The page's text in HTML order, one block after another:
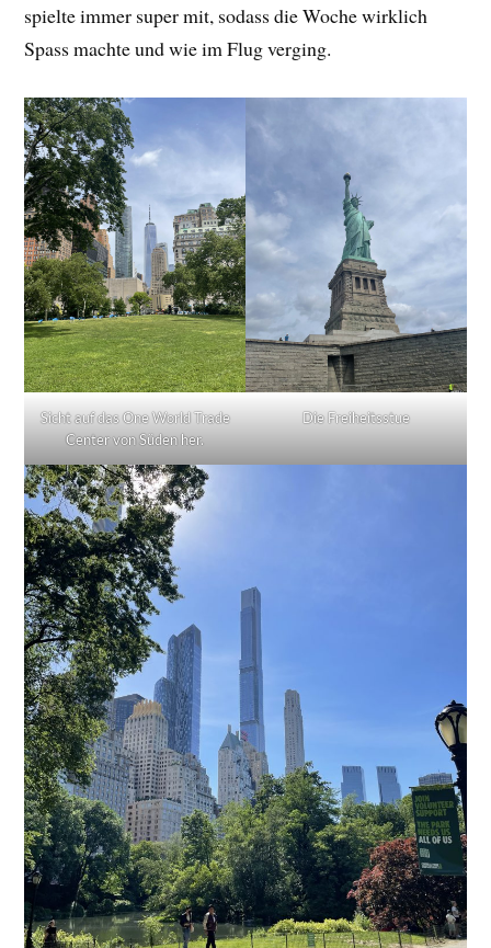
spielte immer super mit, sodass die Woche wirklich
Spass machte und wie im Flug verging.
Sicht auf das One World Trade
Center von Süden her.
Die Freiheitsstue